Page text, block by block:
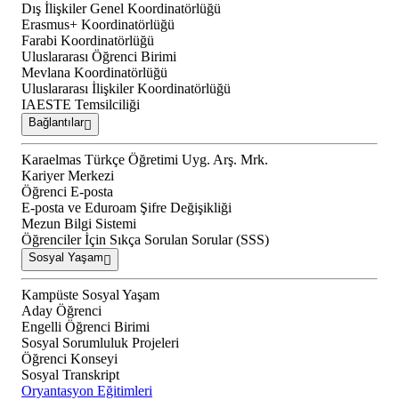
Dış İlişkiler Genel Koordinatörlüğü
Erasmus+ Koordinatörlüğü
Farabi Koordinatörlüğü
Uluslararası Öğrenci Birimi
Mevlana Koordinatörlüğü
Uluslararası İlişkiler Koordinatörlüğü
IAESTE Temsilciliği
Bağlantılar
Karaelmas Türkçe Öğretimi Uyg. Arş. Mrk.
Kariyer Merkezi
Öğrenci E-posta
E-posta ve Eduroam Şifre Değişikliği
Mezun Bilgi Sistemi
Öğrenciler İçin Sıkça Sorulan Sorular (SSS)
Sosyal Yaşam
Kampüste Sosyal Yaşam
Aday Öğrenci
Engelli Öğrenci Birimi
Sosyal Sorumluluk Projeleri
Öğrenci Konseyi
Sosyal Transkript
Oryantasyon Eğitimleri